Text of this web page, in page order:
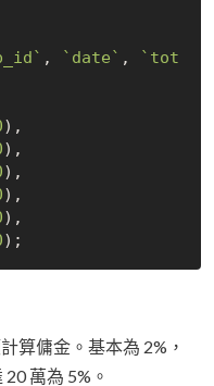
, `date` ,
`tot
),
),
),
),
),
算傭金。基本為 2%，
萬為 5%。